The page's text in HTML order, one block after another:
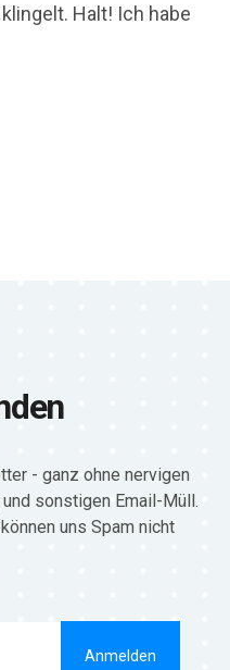
Halt! Ich habe
- ganz ohne nervigen
sonstigen Email-Müll.
uns Spam nicht
Anmelden